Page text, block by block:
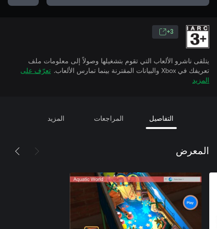
3+
يتلقى ناشرو الألعاب التي تقوم بتشغيلها وصولاً إلى معلومات ملف
تعريفك في Xbox والبيانات المقترنة بينما تمارس الألعاب.
تعرّف على
المزيد
التفاصيل المراجعات المزيد
المعرض